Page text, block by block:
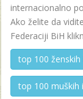
internacionalno
Ako želite da
Federaciji BiH
top 100
top 100 muških